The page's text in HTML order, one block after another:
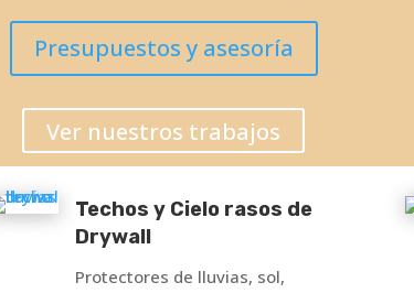
Presupuestos y asesoría
Ver nuestros trabajos
Techos y Cielo rasos de
Drywall
Protectores de lluvias, sol,